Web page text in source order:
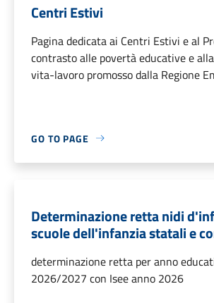
Centri Estivi
Pagina dedicata ai Centri Estivi e al
contrasto alle povertà educative e
vita-lavoro promosso dalla Regione
GO TO PAGE
Determinazione retta nidi
scuole dell'infanzia statali e
determinazione retta per anno
2026/2027 con Isee anno 2026